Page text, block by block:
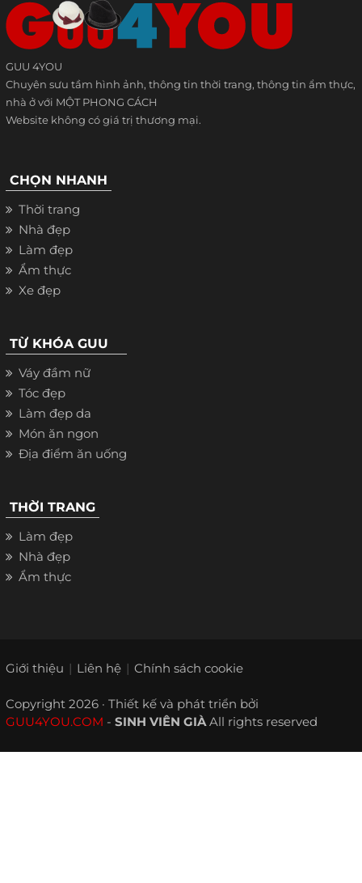
GUU 4YOU
Chuyên sưu tầm hình ảnh, thông tin thời trang, thông tin ẩm thực,
nhà ở với MỘT PHONG CÁCH
Website không có giá trị thương mại.
CHỌN NHANH
Thời trang
Nhà đẹp
Làm đẹp
Ẩm thực
Xe đẹp
TỪ KHÓA GUU
Váy đầm nữ
Tóc đẹp
Làm đẹp da
Món ăn ngon
Địa điểm ăn uống
THỜI TRANG
Làm đẹp
Nhà đẹp
Ẩm thực
Giới thiệu Liên hệ Chính sách cookie
Copyright 2026 · Thiết kế và phát triển bởi
GUU4YOU.COM - SINH VIÊN GIÀAll rights reserved